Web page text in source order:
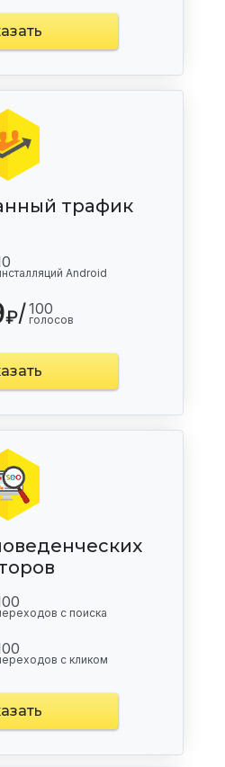
трафик
Android
₽/100
голосов
с поиска
с кликом